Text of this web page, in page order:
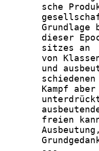
sche
Grundlage
dieser
sitzes an
von
und
Kampf
freien